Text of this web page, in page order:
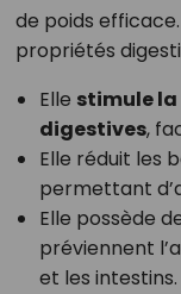
de poids
propriétés
Elle stimule la
digestives,
Elle réduit les
permettant
Elle possède
préviennent
et les intestins.